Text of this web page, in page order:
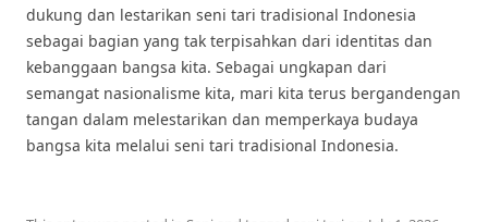
dukung dan lestarikan seni tari tradisional Indonesia
sebagai bagian yang tak terpisahkan dari identitas dan
kebanggaan bangsa kita. Sebagai ungkapan dari
semangat nasionalisme kita, mari kita terus bergandengan
tangan dalam melestarikan dan memperkaya budaya
bangsa kita melalui seni tari tradisional Indonesia.